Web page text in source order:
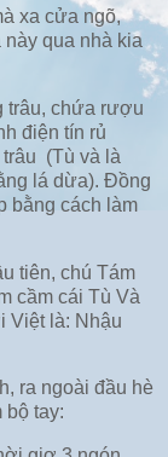
xa cửa ngõ,
qua nhà kia
trâu, chứa rượu
điện tín rủ
(Tù và là
lá dừa). Đồng
bằng cách làm
tiên, chú Tám
cầm cái Tù Và
Việt là: Nhậu
ra ngoài đầu hè
bộ tay: